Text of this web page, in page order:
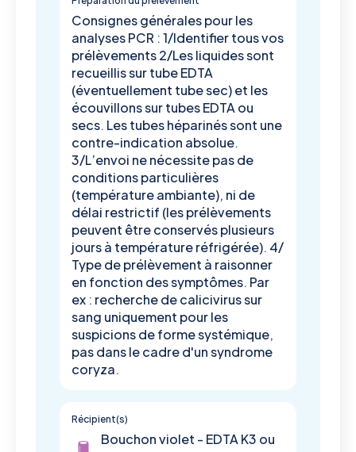
Consignes générales pour les
analyses PCR : 1/Identifier tous vos
prélèvements 2/Les liquides sont
recueillis sur tube EDTA
(éventuellement tube sec) et les
écouvillons sur tubes EDTA ou
secs. Les tubes héparinés sont une
contre-indication absolue.
3/L’envoi ne nécessite pas de
conditions particulières
(température ambiante), ni de
délai restrictif (les prélèvements
peuvent être conservés plusieurs
jours à température réfrigérée). 4/
Type de prélèvement à raisonner
en fonction des symptômes. Par
ex : recherche de calicivirus sur
sang uniquement pour les
suspicions de forme systémique,
pas dans le cadre d'un syndrome
coryza.
Récipient(s)
Bouchon violet - EDTA K3 ou